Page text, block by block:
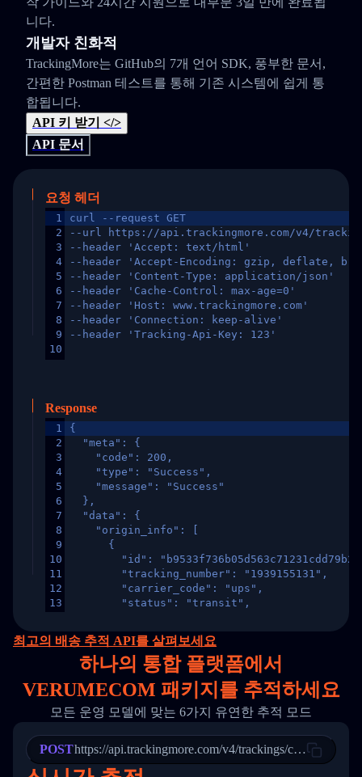
니다.
개발자 친화적
TrackingMore는 GitHub의 7개 언어 SDK, 풍부한 문서,
간편한 Postman 테스트를 통해 기존 시스템에 쉽게 통
합됩니다.
API 키 받기 </>
API 문서
요청 헤더
1
2
3
4
5
6
7
8
9
10
curl --request GET
--url https://api.trackingmore.com/v4/trackings/
--header 'Accept: text/html'
--header 'Accept-Encoding: gzip, deflate,
--header 'Content-Type: application/json'
--header 'Cache-Control: max-age=0'
--header 'Host: www.trackingmore.com'
--header 'Connection: keep-alive'
--header 'Tracking-Api-Key: 123'
Response
1
2
3
4
5
6
7
8
9
10
11
12
13
15
16
19
20
21
22
23
24
{
  "meta": {
    "code": 200,
    "type": "Success",
    "message": "Success"
  },
  "data": {
    "origin_info": [
      {
"id":
        "tracking_number": "1939155131",
        "carrier_code": "ups",
        "status": "transit",
"destination_country": "United
        "itemTimeLength": 2,
        "weblink": "",
        "phone": null,
        "trackinfo": [
          {
            "Date": "2017-03-08 04: 22: 00",
"StatusDescription": "Departed
"Details": "Departed Facility
          },
최고의 배송 추적 API를 살펴보세요
하나의 통합 플랫폼에서
VERUMECOM 패키지를 추적하세요
모든 운영 모델에 맞는 6가지 유연한 추적 모드
POSThttps://api.trackingmore.com/v4/trackings/create